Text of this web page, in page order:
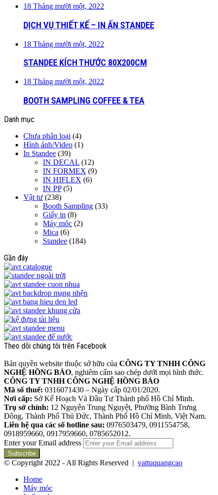
18 Tháng mười một, 2022
DỊCH VỤ THIẾT KẾ – IN ẤN STANDEE
18 Tháng mười một, 2022
STANDEE KÍCH THƯỚC 80X200CM
18 Tháng mười một, 2022
BOOTH SAMPLING COFFEE & TEA
Danh mục
Chưa phân loại (4)
Hình ảnh/Video (1)
In Standee (39)
IN DECAL (12)
IN FORMEX (9)
IN HIFLEX (6)
IN PP(5)
Vật tư (238)
Booth Sampling (33)
Giấy in (8)
Máy móc (2)
Mica (6)
Standee (184)
Gần đây
Theo dõi chúng tôi trên Facebook
Bản quyền website thuộc sở hữu của CÔNG TY TNHH CÔNG
NGHỆ HỒNG BẢO, nghiêm cấm sao chép dưới mọi hình thức.
CÔNG TY TNHH CÔNG NGHỆ HỒNG BẢO
Mã số thuế: 0316071430 – Ngày cấp 02/01/2020.
Nơi cấp: Sở Kế Hoạch Và Đầu Tư Thành phố Hồ Chí Minh.
Trụ sở chính: 12 Nguyễn Trung Nguyệt, Phường Bình Trưng
Đông, Thành Phố Thủ Đức, Thành Phố Hồ Chí Minh, Việt Nam.
Liên hệ qua các số hotline sau: 0976503479, 0911554758,
0918959660, 0917959660, 0785652012.
Enter your Email address
© Copyright 2022 - All Rights Reserved | vattuquangcao
Home
Máy móc